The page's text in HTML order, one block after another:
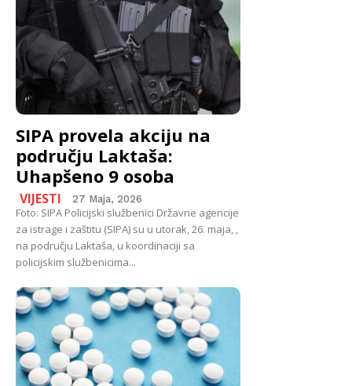
SIPA provela akciju na
području Laktaša:
Uhapšeno 9 osoba
VIJESTI 27 Maja, 2026
Foto: SIPA Policijski službenici Državne agencije
za istrage i zaštitu (SIPA) su u utorak, 26. maja, ,
na području Laktaša, u koordinaciji sa
policijskim službenicima...